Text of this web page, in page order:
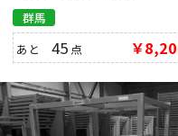
群馬
あと45 点 ￥